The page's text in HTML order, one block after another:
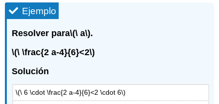
Ejemplo
Resolver para\(\ a\).
\(\ \frac{2 a-4}{6}<2\)
Solución
\(\ 6 \cdot \frac{2 a-4}{6}<2 \cdot 6\)